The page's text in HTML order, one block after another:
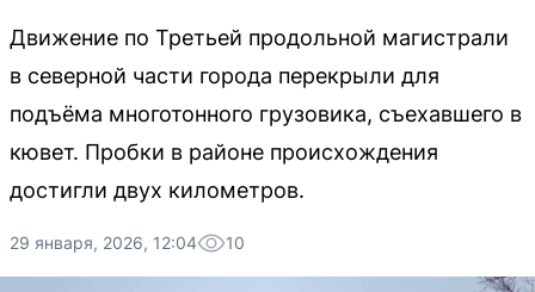
Движение по Третьей продольной магистрали
в северной части города перекрыли для
подъёма многотонного грузовика, съехавшего в
кювет. Пробки в районе происхождения
достигли двух километров.
29 января, 2026, 12:04 10